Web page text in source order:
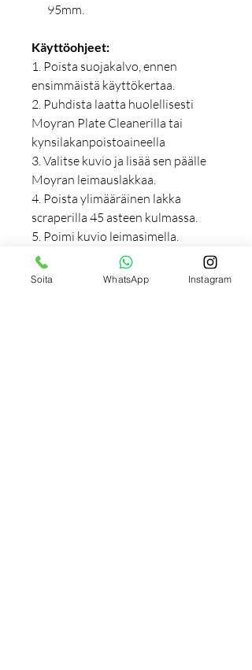
95mm.
Käyttöohjeet:
1. Poista suojakalvo, ennen
ensimmäistä käyttökertaa.
2. Puhdista laatta huolellisesti
Moyran Plate Cleanerilla tai
kynsilakanpoistoaineella
3. Valitse kuvio ja lisää sen päälle
Moyran leimauslakkaa.
4. Poista ylimääräinen lakka
scraperilla 45 asteen kulmassa.
5. Poimi kuvio leimasimella.
6. Leimaa kuvio kynnellesi.
7. Lisää päällyslakka.
Soita WhatsApp Instagram